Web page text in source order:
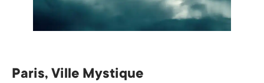
Paris, Ville Mystique